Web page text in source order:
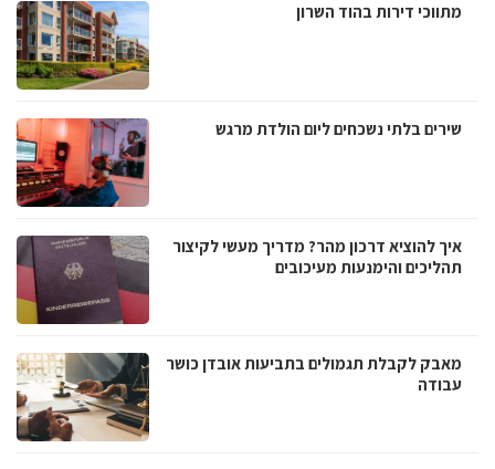
מתווכי דירות בהוד השרון
שירים בלתי נשכחים ליום הולדת מרגש
איך להוציא דרכון מהר? מדריך מעשי לקיצור
תהליכים והימנעות מעיכובים
מאבק לקבלת תגמולים בתביעות אובדן כושר
עבודה